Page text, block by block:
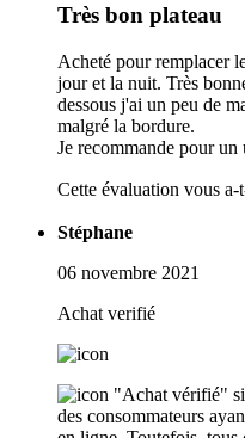
Très bon plateau
Acheté pour remplacer
jour et la nuit. Très
dessous j'ai un peu de
malgré la bordure.
Je recommande pour un
Cette évaluation vous a-
Stéphane
06 novembre 2021
Achat verifié
"Achat vérifié"
des consommateurs